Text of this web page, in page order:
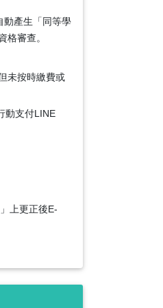
動產生「同等學
格審查。
未按時繳費或
動支付LINE
上更正後E-